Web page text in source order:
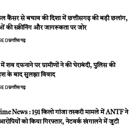
कैंसर से बचाव की दिशा में छत्तीसगढ़ की बड़ी छलांग,
की स्क्रीनिंग और जागरूकता पर जोर
छत्तीसगढ़
शव दफनाने पर ग्रामीणों ने की घेराबंदी, पुलिस की
के बाद सुलझा विवाद
छत्तीसगढ़
News : 191 किलो गांजा तस्करी मामले में ANTF ने
को किया गिरफ्तार, नेटवर्क खंगालने में जुटी